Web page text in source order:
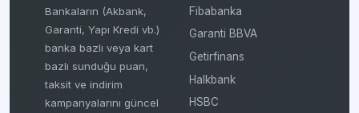
Bankaların (Akbank,
Garanti, Yapı Kredi vb.)
banka bazlı veya kart
bazlı sunduğu puan,
taksit ve indirim
kampanyalarını güncel
Fibabanka
Garanti BBVA
Getirfinans
Halkbank
HSBC